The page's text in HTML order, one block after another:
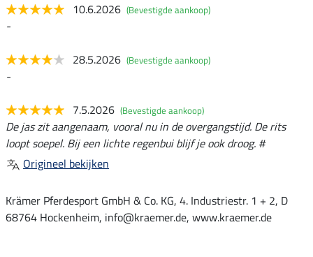
10.6.2026 (Bevestigde aankoop)
-
28.5.2026 (Bevestigde aankoop)
-
7.5.2026 (Bevestigde aankoop)
De jas zit aangenaam, vooral nu in de overgangstijd. De rits
loopt soepel. Bij een lichte regenbui blijf je ook droog. #
Origineel bekijken
Krämer Pferdesport GmbH & Co. KG, 4. Industriestr. 1 + 2, D
68764 Hockenheim, info@kraemer.de, www.kraemer.de